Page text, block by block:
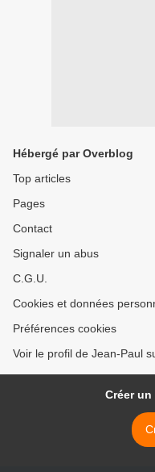
Hébergé par Overblog
Top articles
Pages
Contact
Signaler un abus
C.G.U.
Cookies et données
Préférences cookies
Voir le profil de Jean-Paul
Créer